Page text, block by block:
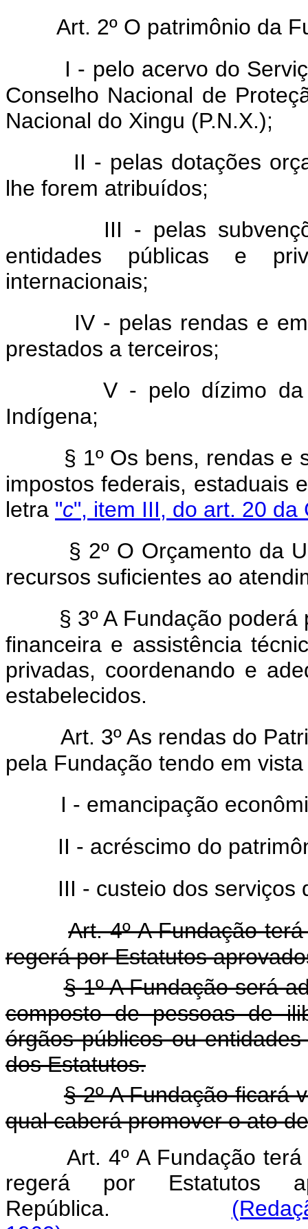
Art. 2º O patrimônio da
I - pelo acervo do
Conselho Nacional de
Nacional do Xingu (P.N.X.);
II - pelas dotações
lhe forem atribuídos;
III - pelas
entidades públicas e
internacionais;
IV - pelas rendas e
prestados a terceiros;
V - pelo dízimo da
Indígena;
§ 1º Os bens, rendas e
impostos federais, estaduais
letra "c", item III, do art. 20 da
§ 2º O Orçamento da
recursos suficientes ao
§ 3º A Fundação poderá
financeira e assistência
privadas, coordenando e
estabelecidos.
Art. 3º As rendas do
pela Fundação tendo em
I - emancipação
II - acréscimo do
III - custeio dos serviços
Art. 4º A Fundação
regerá por Estatutos
§ 1º A Fundação será
composto de pessoas de
órgãos públicos ou
dos Estatutos.
§ 2º A Fundação ficará
qual caberá promover o ato
Art. 4º A Fundação
regerá por Estatutos
República.